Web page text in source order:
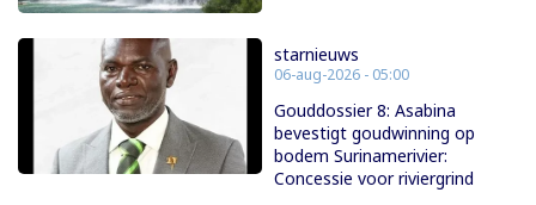
starnieuws
06-aug-2026 - 05:00
Gouddossier 8: Asabina
bevestigt goudwinning op
bodem Surinamerivier:
Concessie voor riviergrind